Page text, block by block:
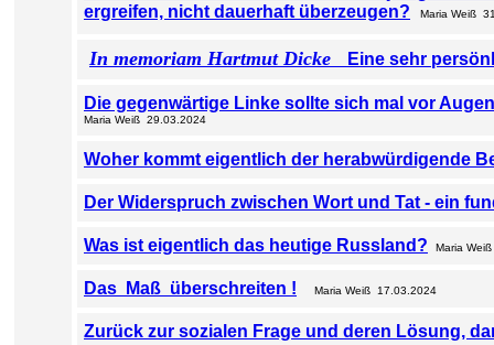
ergreifen, nicht dauerhaft überzeugen? Maria Weiß
In memoriam Hartmut Dicke Eine sehr
Die gegenwärtige Linke sollte sich mal vor
Maria Weiß 29.03.2024
Woher kommt eigentlich der herabwürdigende
Der Widerspruch zwischen Wort und Tat - ein
Was ist eigentlich das heutige Russland? Maria
Das Maß überschreiten ! Maria Weiß 17.03.2024
Zurück zur sozialen Frage und deren Lösung,